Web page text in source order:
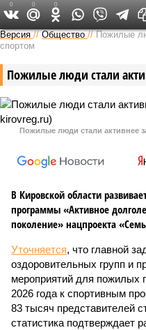
Версия в
Версия //Общество //Пожилые
спортом
Пожилые люди стали
Пожилые люди стали активнее
В Кировской области
программы «Активное
поколение» нацпроекта
Уточняется, что главной
оздоровительных групп и
мероприятий для пожилых
2026 года к спортивным
83 тысяч представителей
статистика подтверждает
0 0 0